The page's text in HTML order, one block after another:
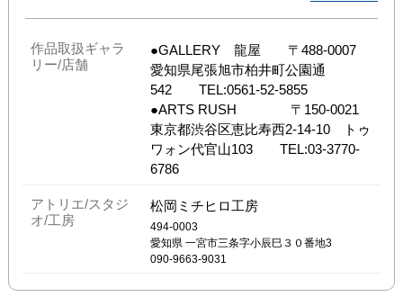
            企画展「ロボット代博覧会2008」　明石市自然博
物館（明石市）
2008年  個展「松岡ミチヒロ　08個展」　GALLERY龍屋
                企画展「龍屋こだわりの立体造形展」
GALLERY龍屋（尾張旭市)
2009年  企画展「ハッピー代官山動物園」　ARTS
2010年  企画展「昆虫展」　ARTS RUSH（東京都渋谷区)
                グループ展「私ヲ　大空ニ　フキトバシテ」
GALLERYスペース游
            企画展「尾張旭市龍屋動物園」　GALLERY龍屋
作品取扱ギャラ
リー/店舗
●GALLERY　龍屋　　〒488-0007
愛知県尾張旭市柏井町公園通
542　　TEL:0561-52-5855
●ARTS RUSH　　　　〒150-0021
東京都渋谷区恵比寿西2-14-10　トゥ
ワォン代官山103　　TEL:03-3770-
6786
アトリエ/スタジ
オ/工房
松岡ミチヒロ工房
494-0003
愛知県 一宮市三条字小辰巳３０番地3
090-9663-9031